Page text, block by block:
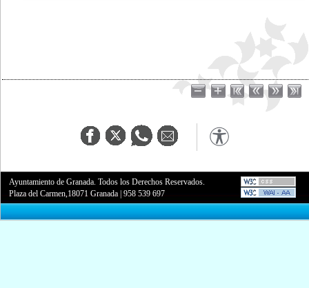
Ayuntamiento de Granada. Todos los Derechos Reservados.
Plaza del Carmen,18071 Granada |958 539 697